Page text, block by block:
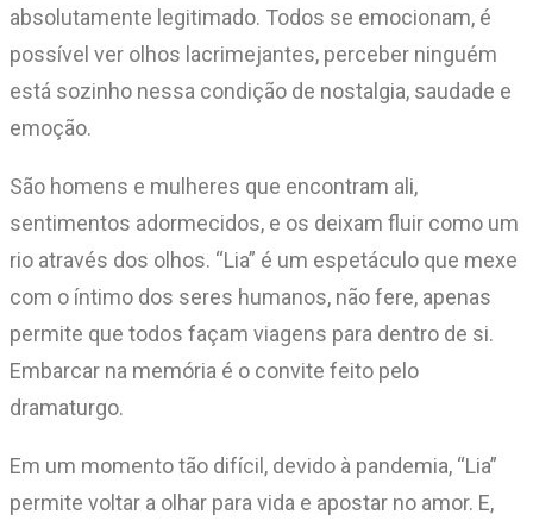
absolutamente legitimado. Todos se emocionam, é
possível ver olhos lacrimejantes, perceber ninguém
está sozinho nessa condição de nostalgia, saudade e
emoção.
São homens e mulheres que encontram ali,
sentimentos adormecidos, e os deixam fluir como um
rio através dos olhos. “Lia” é um espetáculo que mexe
com o íntimo dos seres humanos, não fere, apenas
permite que todos façam viagens para dentro de si.
Embarcar na memória é o convite feito pelo
dramaturgo.
Em um momento tão difícil, devido à pandemia, “Lia”
permite voltar a olhar para vida e apostar no amor. E,